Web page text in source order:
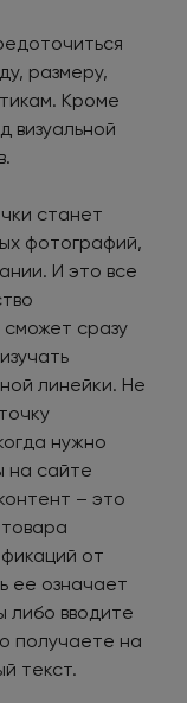
размеру,
Кроме
визуальной
станет
фотографий,
И это все
сразу
линейки. Не
нужно
на сайте
– это
от
ее означает
либо вводите
получаете на
текст.